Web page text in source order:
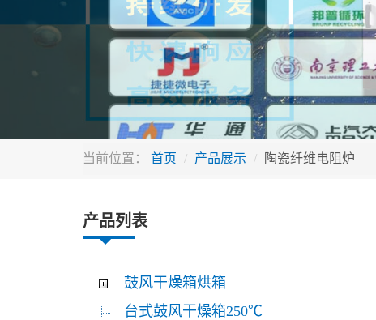
当前位置： 首页 产品展示 陶瓷纤维电阻炉
产品列表
鼓风干燥箱烘箱
台式鼓风干燥箱250℃